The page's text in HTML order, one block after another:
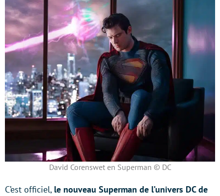
David Corenswet en Superman © DC
C’est officiel, le nouveau Superman de l’univers DC de